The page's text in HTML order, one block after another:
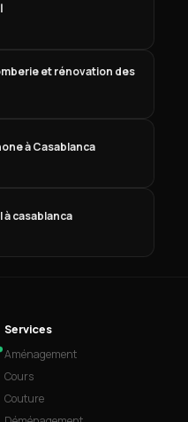
et rénovation des
à Casablanca
casablanca
Services
Aménagement
Cours
Couture